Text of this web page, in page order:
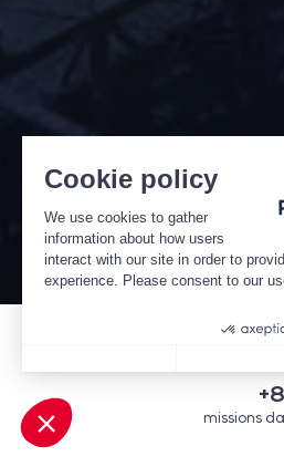
Cookie policy
We use cookies to gather
information about how users
interact with our site in order to
experience. Please consent to our
Consent Management Platform:
Our platform empowers you to
missions